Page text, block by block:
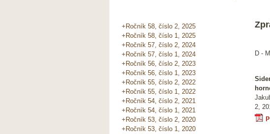
+Ročník 58, číslo 2, 2025
+Ročník 58, číslo 1, 2025
+Ročník 57, číslo 2, 2024
+Ročník 57, číslo 1, 2024
+Ročník 56, číslo 2, 2023
+Ročník 56, číslo 1, 2023
+Ročník 55, číslo 2, 2022
+Ročník 55, číslo 1, 2022
+Ročník 54, číslo 2, 2021
+Ročník 54, číslo 1, 2021
+Ročník 53, číslo 2, 2020
+Ročník 53, číslo 1, 2020
D -
2,